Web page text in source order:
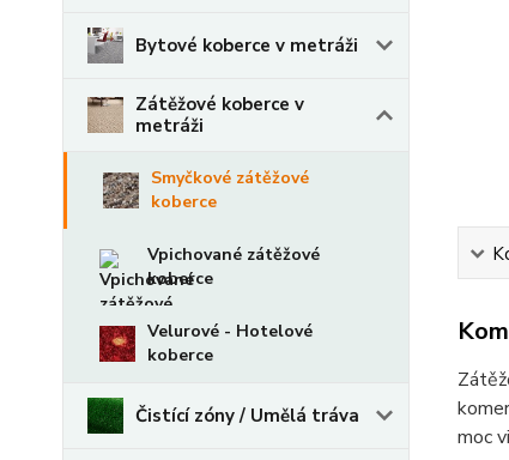
Bytové koberce v metráži
Zátěžové koberce v
metráži
Smyčkové zátěžové
koberce
Vpichované zátěžové
koberce
Velurové - Hotelové
koberce
Čistící zóny / Umělá tráva
moc